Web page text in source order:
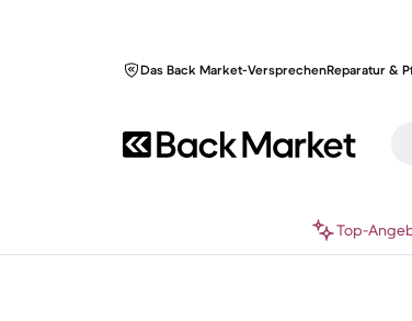
Das Back Market-VersprechenReparatur &
Top-